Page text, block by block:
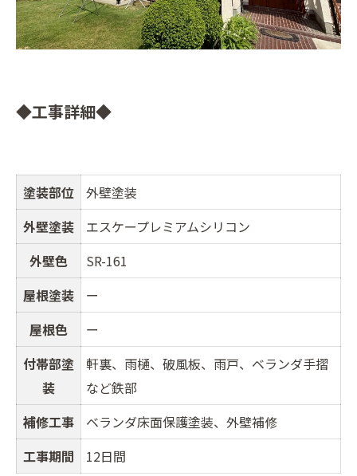
◆工事詳細◆
塗装部位
外壁塗装
外壁塗装
エスケープレミアムシリコン
外壁色
SR-161
屋根塗装
ー
屋根色
ー
付帯部塗
装
軒裏、雨樋、破風板、雨戸、ベランダ手摺
など鉄部
補修工事
ベランダ床面保護塗装、外壁補修
工事期間
12日間